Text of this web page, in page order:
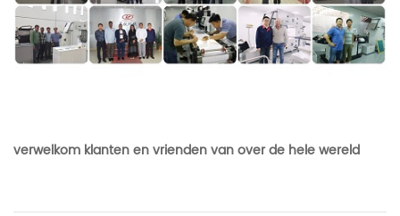
verwelkom klanten en vrienden van over de hele wereld